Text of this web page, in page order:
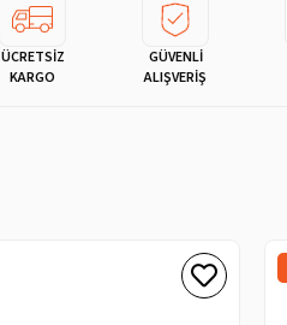
ÜCRETSİZ
KARGO
GÜVENLİ
ALIŞVERİŞ